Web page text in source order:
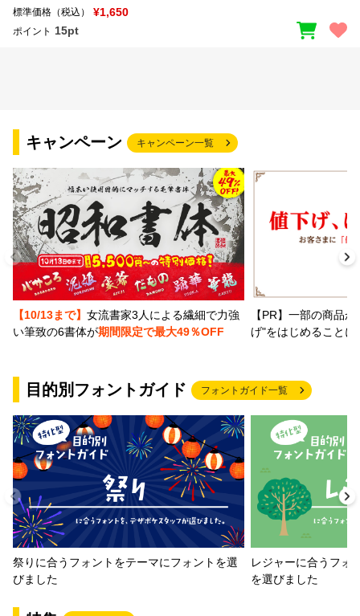
標準価格（税込） ¥1,650
ポイント 15pt
キャンペーン キャンペーン一覧
【10/13まで】 女流書家3人による繊細で力強
い筆致の6書体が期間限定で最大49％OFF
【PR】一部の商品
げ"をはじめること
目的別フォントガイド フォントガイド一覧
祭りに合うフォントをテーマにフォントを選
びました
レジャーに合うフォ
を選びました